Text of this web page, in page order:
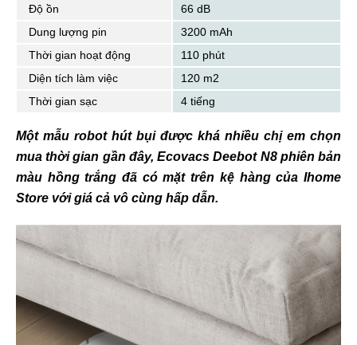
Độ ồn
66 dB
Dung lượng pin
3200 mAh
Thời gian hoạt động
110 phút
Diện tích làm việc
120 m2
Thời gian sạc
4 tiếng
Một mẫu robot hút bụi được khá nhiều chị em chọn
mua thời gian gần đây, Ecovacs Deebot N8 phiên bản
màu hồng trắng đã có mặt trên kệ hàng của Ihome
Store với giá cả vô cùng hấp dẫn.